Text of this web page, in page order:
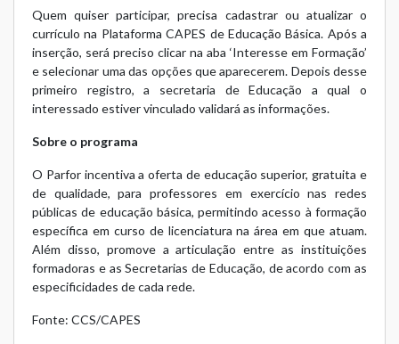
Quem quiser participar, precisa cadastrar ou atualizar o
currículo na Plataforma CAPES de Educação Básica. Após a
inserção, será preciso clicar na aba ‘Interesse em Formação’
e selecionar uma das opções que aparecerem. Depois desse
primeiro registro, a secretaria de Educação a qual o
interessado estiver vinculado validará as informações.
Sobre o programa
O Parfor incentiva a oferta de educação superior, gratuita e
de qualidade, para professores em exercício nas redes
públicas de educação básica, permitindo acesso à formação
específica em curso de licenciatura na área em que atuam.
Além disso, promove a articulação entre as instituições
formadoras e as Secretarias de Educação, de acordo com as
especificidades de cada rede.
Fonte: CCS/CAPES